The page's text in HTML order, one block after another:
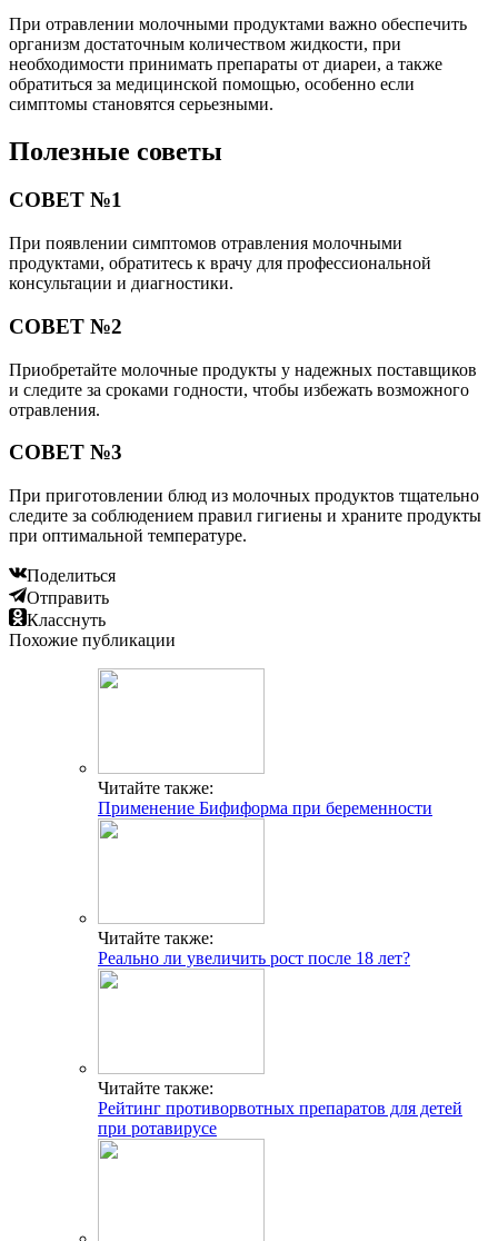
При отравлении молочными продуктами важно обеспечить
организм достаточным количеством жидкости, при
необходимости принимать препараты от диареи, а также
обратиться за медицинской помощью, особенно если
симптомы становятся серьезными.
Полезные советы
СОВЕТ №1
При появлении симптомов отравления молочными
продуктами, обратитесь к врачу для профессиональной
консультации и диагностики.
СОВЕТ №2
Приобретайте молочные продукты у надежных поставщиков
и следите за сроками годности, чтобы избежать возможного
отравления.
СОВЕТ №3
При приготовлении блюд из молочных продуктов тщательно
следите за соблюдением правил гигиены и храните продукты
при оптимальной температуре.
Поделиться
Отправить
Класснуть
Похожие публикации
Читайте также:
Применение Бифиформа при беременности
Читайте также:
Реально ли увеличить рост после 18 лет?
Читайте также:
Рейтинг противорвотных препаратов для детей
при ротавирусе